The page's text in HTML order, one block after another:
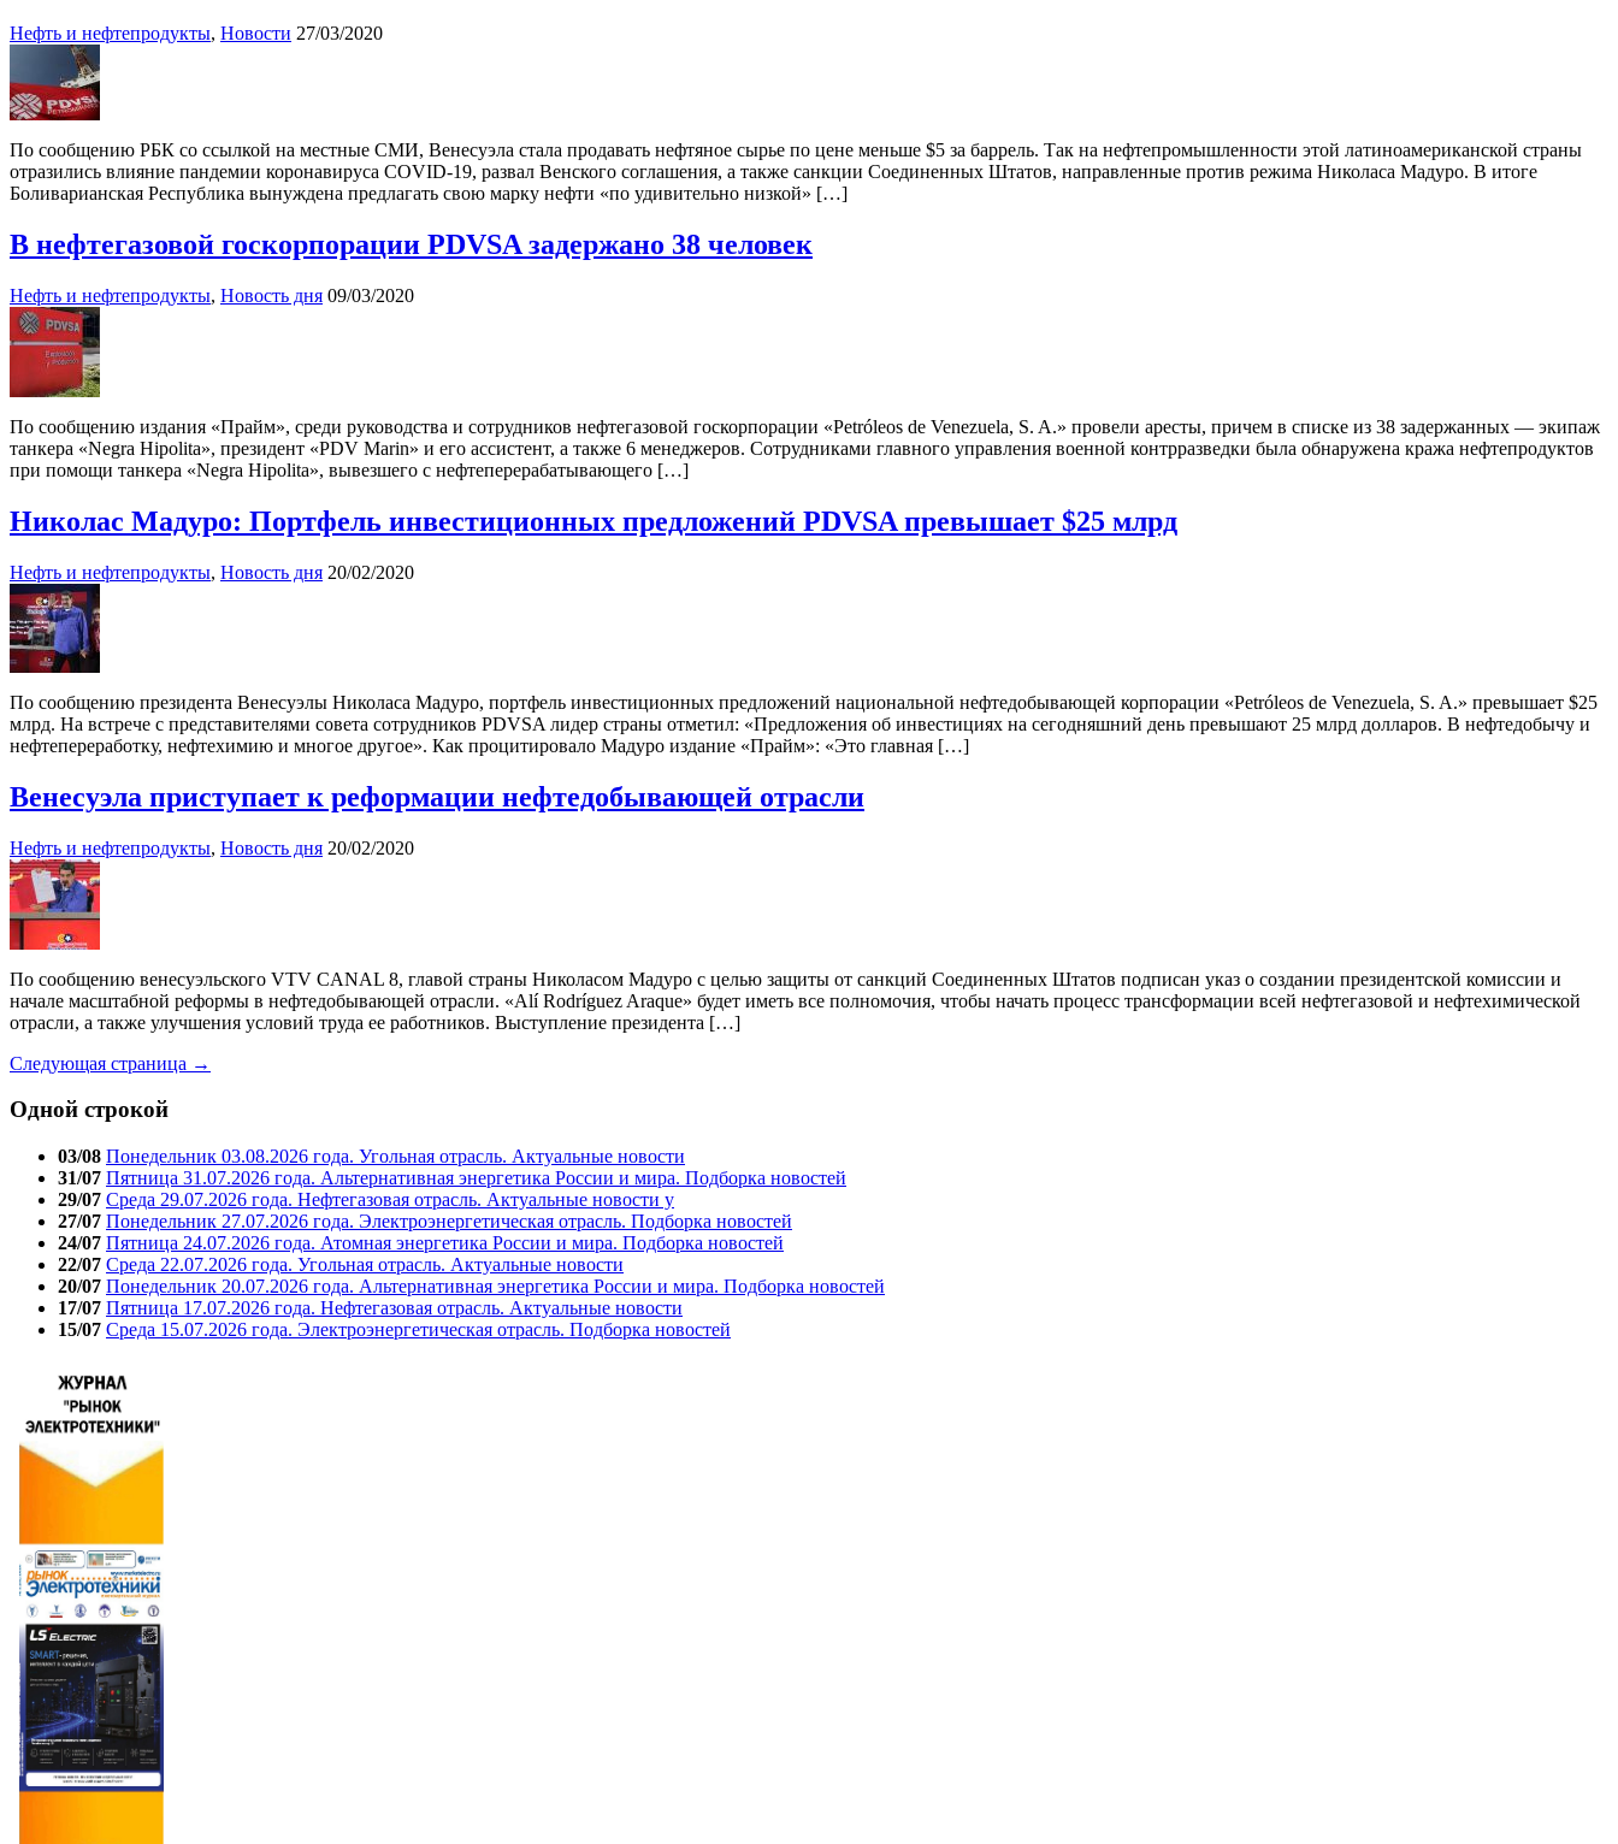
Нефть и нефтепродукты, Новости 27/03/2020
По сообщению РБК со ссылкой на местные СМИ, Венесуэла стала продавать нефтяное сырье по цене меньше $5 за баррель. Так на нефтепромышленности этой латиноамериканской страны
отразились влияние пандемии коронавируса COVID-19, развал Венского соглашения, а также санкции Соединенных Штатов, направленные против режима Николаса Мадуро. В итоге
Боливарианская Республика вынуждена предлагать свою марку нефти «по удивительно низкой» […]
В нефтегазовой госкорпорации PDVSA задержано 38 человек
Нефть и нефтепродукты, Новость дня 09/03/2020
По сообщению издания «Прайм», среди руководства и сотрудников нефтегазовой госкорпорации «Petróleos de Venezuela, S. A.» провели аресты, причем в списке из 38 задержанных — экипаж
танкера «Negra Hipolita», президент «PDV Marin» и его ассистент, а также 6 менеджеров. Сотрудниками главного управления военной контрразведки была обнаружена кража нефтепродуктов
при помощи танкера «Negra Hipolita», вывезшего с нефтеперерабатывающего […]
Николас Мадуро: Портфель инвестиционных предложений PDVSA превышает $25 млрд
Нефть и нефтепродукты, Новость дня 20/02/2020
По сообщению президента Венесуэлы Николаса Мадуро, портфель инвестиционных предложений национальной нефтедобывающей корпорации «Petróleos de Venezuela, S. A.» превышает $25
млрд. На встрече с представителями совета сотрудников PDVSA лидер страны отметил: «Предложения об инвестициях на сегодняшний день превышают 25 млрд долларов. В нефтедобычу и
нефтепереработку, нефтехимию и многое другое». Как процитировало Мадуро издание «Прайм»: «Это главная […]
Венесуэла приступает к реформации нефтедобывающей отрасли
Нефть и нефтепродукты, Новость дня 20/02/2020
По сообщению венесуэльского VTV CANAL 8, главой страны Николасом Мадуро с целью защиты от санкций Соединенных Штатов подписан указ о создании президентской комиссии и
начале масштабной реформы в нефтедобывающей отрасли. «Alí Rodríguez Araque» будет иметь все полномочия, чтобы начать процесс трансформации всей нефтегазовой и нефтехимической
отрасли, а также улучшения условий труда ее работников. Выступление президента […]
Следующая страница →
Одной строкой
03/08 Понедельник 03.08.2026 года. Угольная отрасль. Актуальные новости
31/07 Пятница 31.07.2026 года. Альтернативная энергетика России и мира. Подборка новостей
29/07 Среда 29.07.2026 года. Нефтегазовая отрасль. Актуальные новости у
27/07 Понедельник 27.07.2026 года. Электроэнергетическая отрасль. Подборка новостей
24/07 Пятница 24.07.2026 года. Атомная энергетика России и мира. Подборка новостей
22/07 Среда 22.07.2026 года. Угольная отрасль. Актуальные новости
20/07 Понедельник 20.07.2026 года. Альтернативная энергетика России и мира. Подборка новостей
17/07 Пятница 17.07.2026 года. Нефтегазовая отрасль. Актуальные новости
15/07 Среда 15.07.2026 года. Электроэнергетическая отрасль. Подборка новостей